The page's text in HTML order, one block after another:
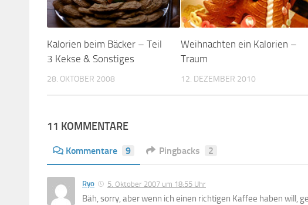
Kalorien beim Bäcker – Teil
3 Kekse & Sonstiges
28. OKTOBER 2008
Weihnachten ein Kalorien –
Traum
12. DEZEMBER 2010
11 KOMMENTARE
Kommentare 9 Pingbacks 2
Ryo 5. Oktober 2007 um 18:55 Uhr
Bäh, sorry, aber wenn ich einen richtigen Kaffee haben will,